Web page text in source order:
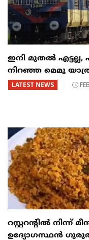
ഇനി മുതൽ എട്ടല്ല,
നിറഞ്ഞ മെമു
LATEST NEWS
റസ്റ്ററന്റില്‍ നിന്ന്
ഉദ്യോഗസ്ഥന്‍